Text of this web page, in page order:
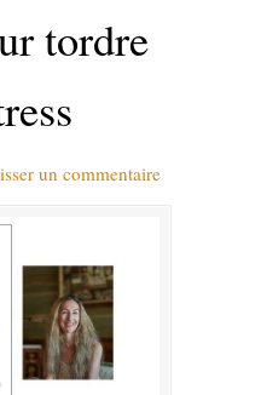
tordre
un commentaire